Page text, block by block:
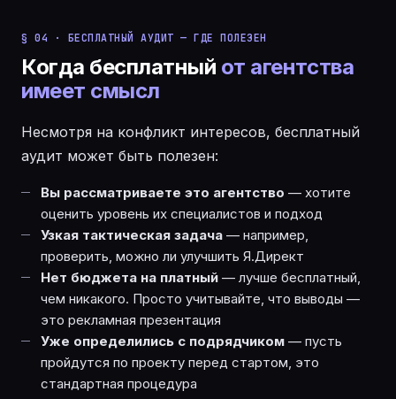
§ 04 · БЕСПЛАТНЫЙ АУДИТ — ГДЕ ПОЛЕЗЕН
Когда бесплатный от агентства
имеет смысл
Несмотря на конфликт интересов, бесплатный
аудит может быть полезен:
Вы рассматриваете это агентство — хотите
оценить уровень их специалистов и подход
Узкая тактическая задача — например,
проверить, можно ли улучшить Я.Директ
Нет бюджета на платный — лучше бесплатный,
чем никакого. Просто учитывайте, что выводы —
это рекламная презентация
Уже определились с подрядчиком — пусть
пройдутся по проекту перед стартом, это
стандартная процедура